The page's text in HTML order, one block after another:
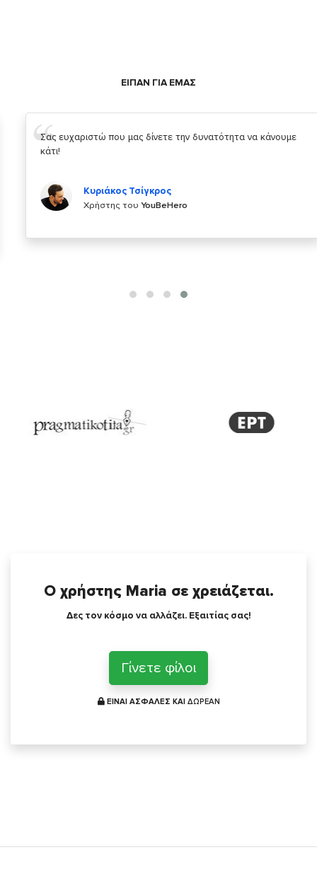
ΕΙΠΑΝ ΓΙΑ ΕΜΑΣ
Σας ευχαριστώ που μας δίνετε την δυνατότητα να κάνουμε
κάτι!
Κυριάκος Τσίγκρος
Χρήστης τουYouBeHero
Ο χρήστης Maria σε χρειάζεται.
Δες τον κόσμο να αλλάζει. Εξαιτίας σας!
Γίνετε φίλοι
ΕΙΝΑΙ ΑΣΦΑΛΕΣ ΚΑΙ ΔΩΡΕΑΝ